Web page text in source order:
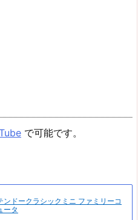
で可能です。
ンドークラシックミニ ファミリーコ
ータ